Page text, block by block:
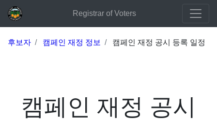
Registrar of Voters
후보자 캠페인 재정 정보 캠페인 재정 공시 등록 일정
캠페인 재정 공시